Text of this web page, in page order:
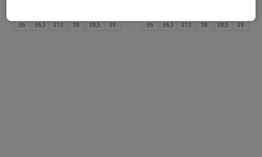
36 36,5 37,5 38 38,5
39
36 36,5 37,5 38 38,5
39